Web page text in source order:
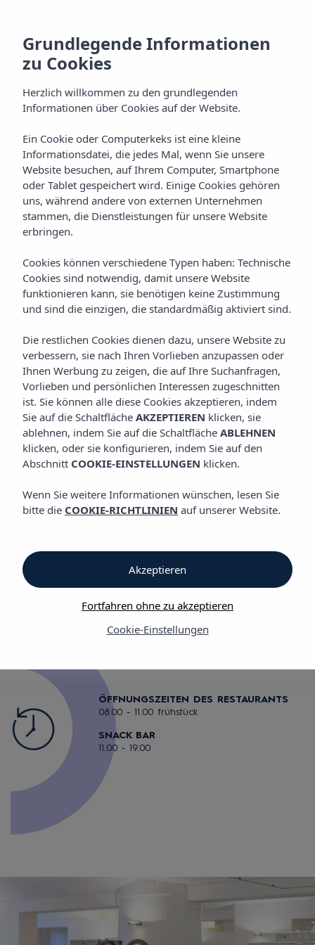
Kochkunst
Vibra Marco Polo I Hotel
Ibiza
San Antonio De Portmany
Kochkunst
Frühstücksbüffet und snack bar
Vibra Marco Polo I Hotel
umfassende Auswahl beim Frühstück, sodass für jeden
Geschmack etwas Leckeres dabei ist. Unser umfassendes
wieder aufladen und voller Energie in einen neuen Tag starten
können. Erleben Sie Ibiza!
ÖFFNUNGSZEITEN DES RESTAURANTS
08.00 - 11.00 frühstück
SNACK BAR
11.00 - 19.00
Grundlegende Informationen
zu Cookies
Herzlich willkommen zu den grundlegenden
Informationen über Cookies auf der Website.
Ein Cookie oder Computerkeks ist eine kleine
Informationsdatei, die jedes Mal, wenn Sie unsere
Website besuchen, auf Ihrem Computer, Smartphone
oder Tablet gespeichert wird. Einige Cookies gehören
uns, während andere von externen Unternehmen
stammen, die Dienstleistungen für unsere Website
erbringen.
Cookies können verschiedene Typen haben: Technische
Cookies sind notwendig, damit unsere Website
funktionieren kann, sie benötigen keine Zustimmung
und sind die einzigen, die standardmäßig aktiviert sind.
Die restlichen Cookies dienen dazu, unsere Website zu
verbessern, sie nach Ihren Vorlieben anzupassen oder
Ihnen Werbung zu zeigen, die auf Ihre Suchanfragen,
Vorlieben und persönlichen Interessen zugeschnitten
ist. Sie können alle diese Cookies akzeptieren, indem
Sie auf die Schaltfläche AKZEPTIEREN klicken, sie
ablehnen, indem Sie auf die Schaltfläche ABLEHNEN
klicken, oder sie konfigurieren, indem Sie auf den
Abschnitt COOKIE-EINSTELLUNGEN klicken.
Wenn Sie weitere Informationen wünschen, lesen Sie
bitte die COOKIE-RICHTLINIEN auf unserer Website.
Cookie-Einstellungen
Fortfahren ohne zu akzeptieren
Akzeptieren